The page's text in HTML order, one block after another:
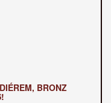
BRONZ